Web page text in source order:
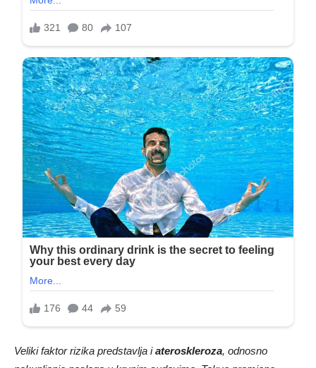
Veliki faktor rizika predstavlja iateroskleroza, odnosno